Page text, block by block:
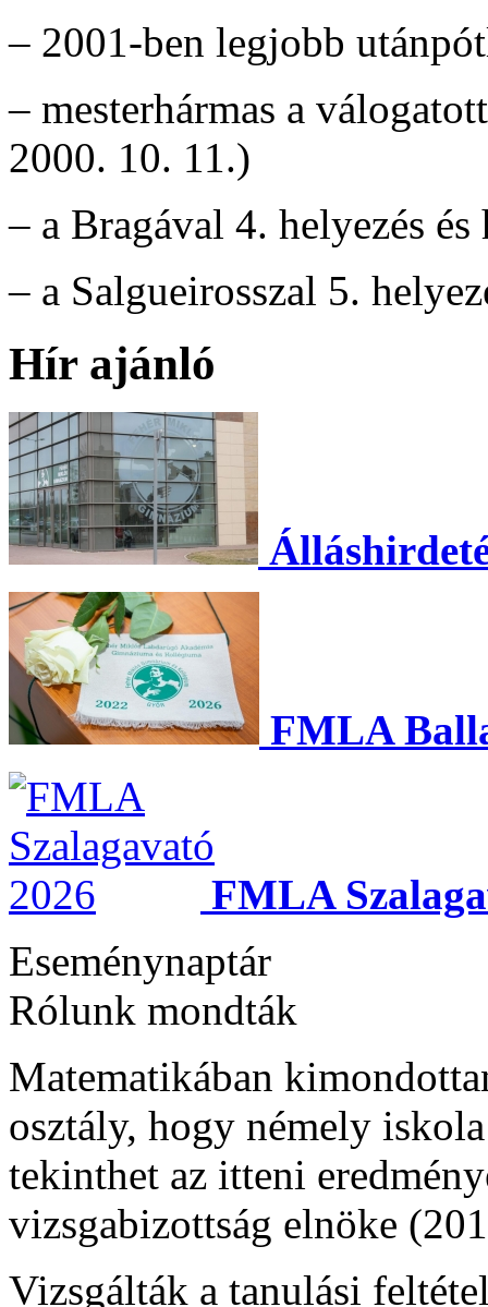
– 2001-ben legjobb
– mesterhármas a
2000. 10. 11.)
– a Bragával 4. helyezés
– a Salgueirosszal 5.
Hír ajánló
FMLA
FMLA
Eseménynaptár
Rólunk mondták
Matematikában
osztály, hogy némely
tekinthet az itteni
vizsgabizottság elnöke
Vizsgálták a tanulási